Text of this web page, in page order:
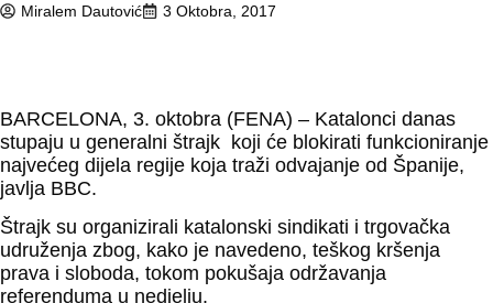
Miralem Dautović 3 Oktobra, 2017
BARCELONA, 3. oktobra (FENA) – Katalonci danas
stupaju u generalni štrajk koji će blokirati funkcioniranje
najvećeg dijela regije koja traži odvajanje od Španije,
javlja BBC.
Štrajk su organizirali katalonski sindikati i trgovačka
udruženja zbog, kako je navedeno, teškog kršenja
prava i sloboda, tokom pokušaja održavanja
referenduma u nedjelju.